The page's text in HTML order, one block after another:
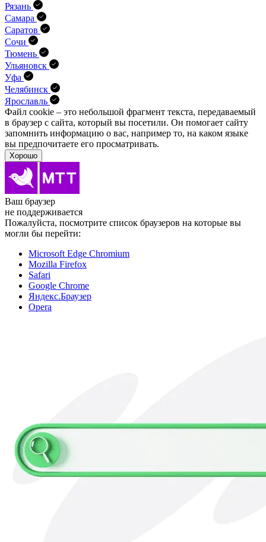
Рязань
Самара
Саратов
Сочи
Тюмень
Ульяновск
Уфа
Челябинск
Ярославль
Файл cookie – это небольшой фрагмент текста, передава­емый
в браузер с сайта, который вы посетили. Он помо­гает сайту
запомнить информацию о вас, например то, на каком языке
вы предпочитаете его просматривать.
Хорошо
Ваш браузер
не поддерживается
Пожалуйста, посмотрите список браузеров на которые вы
могли бы перейти:
Microsoft Edge Chromium
Mozilla Firefox
Safari
Google Chrome
Яндекс.Браузер
Opera